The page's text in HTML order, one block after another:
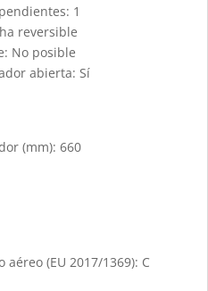
1
reversible
No posible
abierta: Sí
(mm): 660
(EU 2017/1369): C